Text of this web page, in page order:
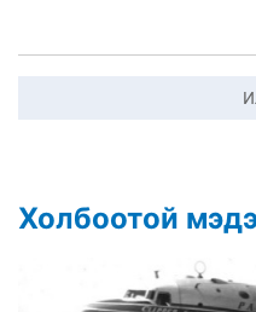
Холбоотой